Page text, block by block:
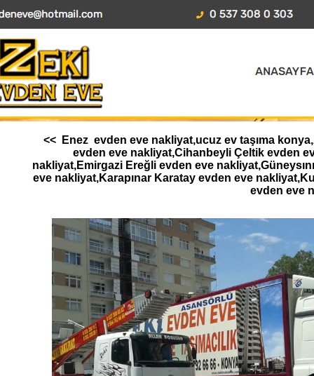
<< Enez evden eve nakliyat,ucuz ev taşıma
evden eve nakliyat,Cihanbeyli Çeltik evden
nakliyat,Emirgazi Ereğli evden eve
eve nakliyat,Karapınar Karatay evden eve
evden eve